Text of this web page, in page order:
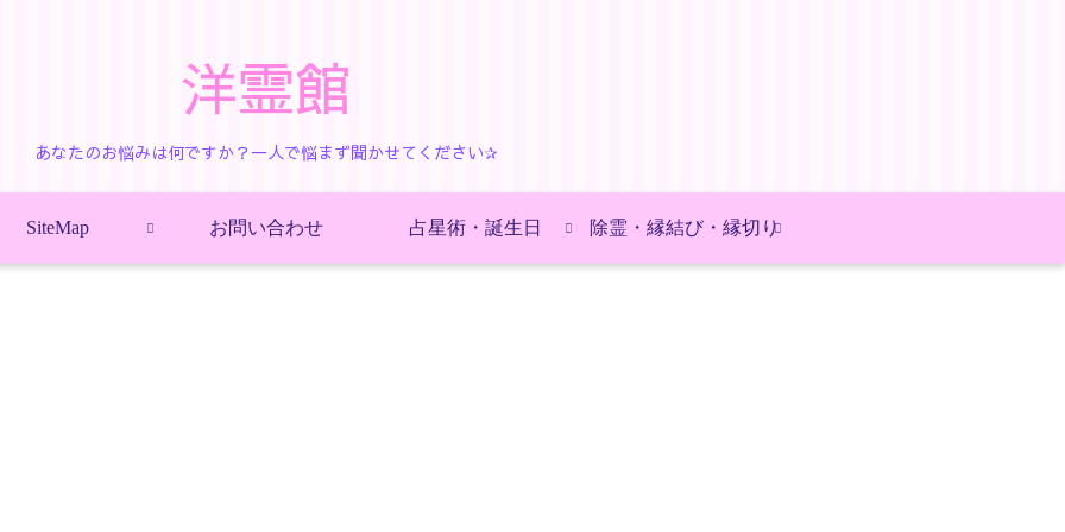
洋霊館
あなたのお悩みは何ですか？一人で悩まず聞かせてください✰
SiteMap お問い合わせ 占星術・誕生日 除霊・縁結び・縁切り